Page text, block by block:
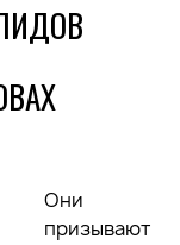
Они
призывают